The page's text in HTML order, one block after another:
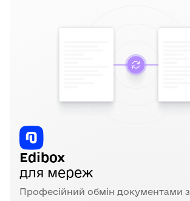
Edibox
для мереж
Професійний обмін документами з